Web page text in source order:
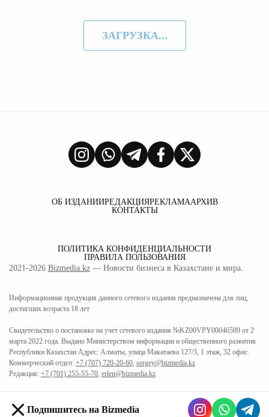
ЗАГРУЗКА...
ОБ ИЗДАНИИРЕДАКЦИЯРЕКЛАМААРХИВ
КОНТАКТЫ
ПОЛИТИКА КОНФИДЕНЦИАЛЬНОСТИ
ПРАВИЛА ПОЛЬЗОВАНИЯ
2021-2026 Bizmedia.kz — Новости бизнеса в Казахстане и мира.
Информационная продукция данного сетевого издания предназначена для лиц,
достигших возраста 18 лет
Свидетельство о постановке на учет сетевого издания №KZ00VPY00046589 от 2
марта 2022 года. Выдано Министерством информации и общественного развития
Республики Казахстан Адрес: Алматы, улица Макатаева 127/3, 1 этаж, 32 офис.
Коммерческий отдел: +7 (707) 720-20-60, sergey@bizmedia.kz
Редакция: +7 (701) 255-55-70, erlen@bizmedia.kz
Подпишитесь на Bizmedia